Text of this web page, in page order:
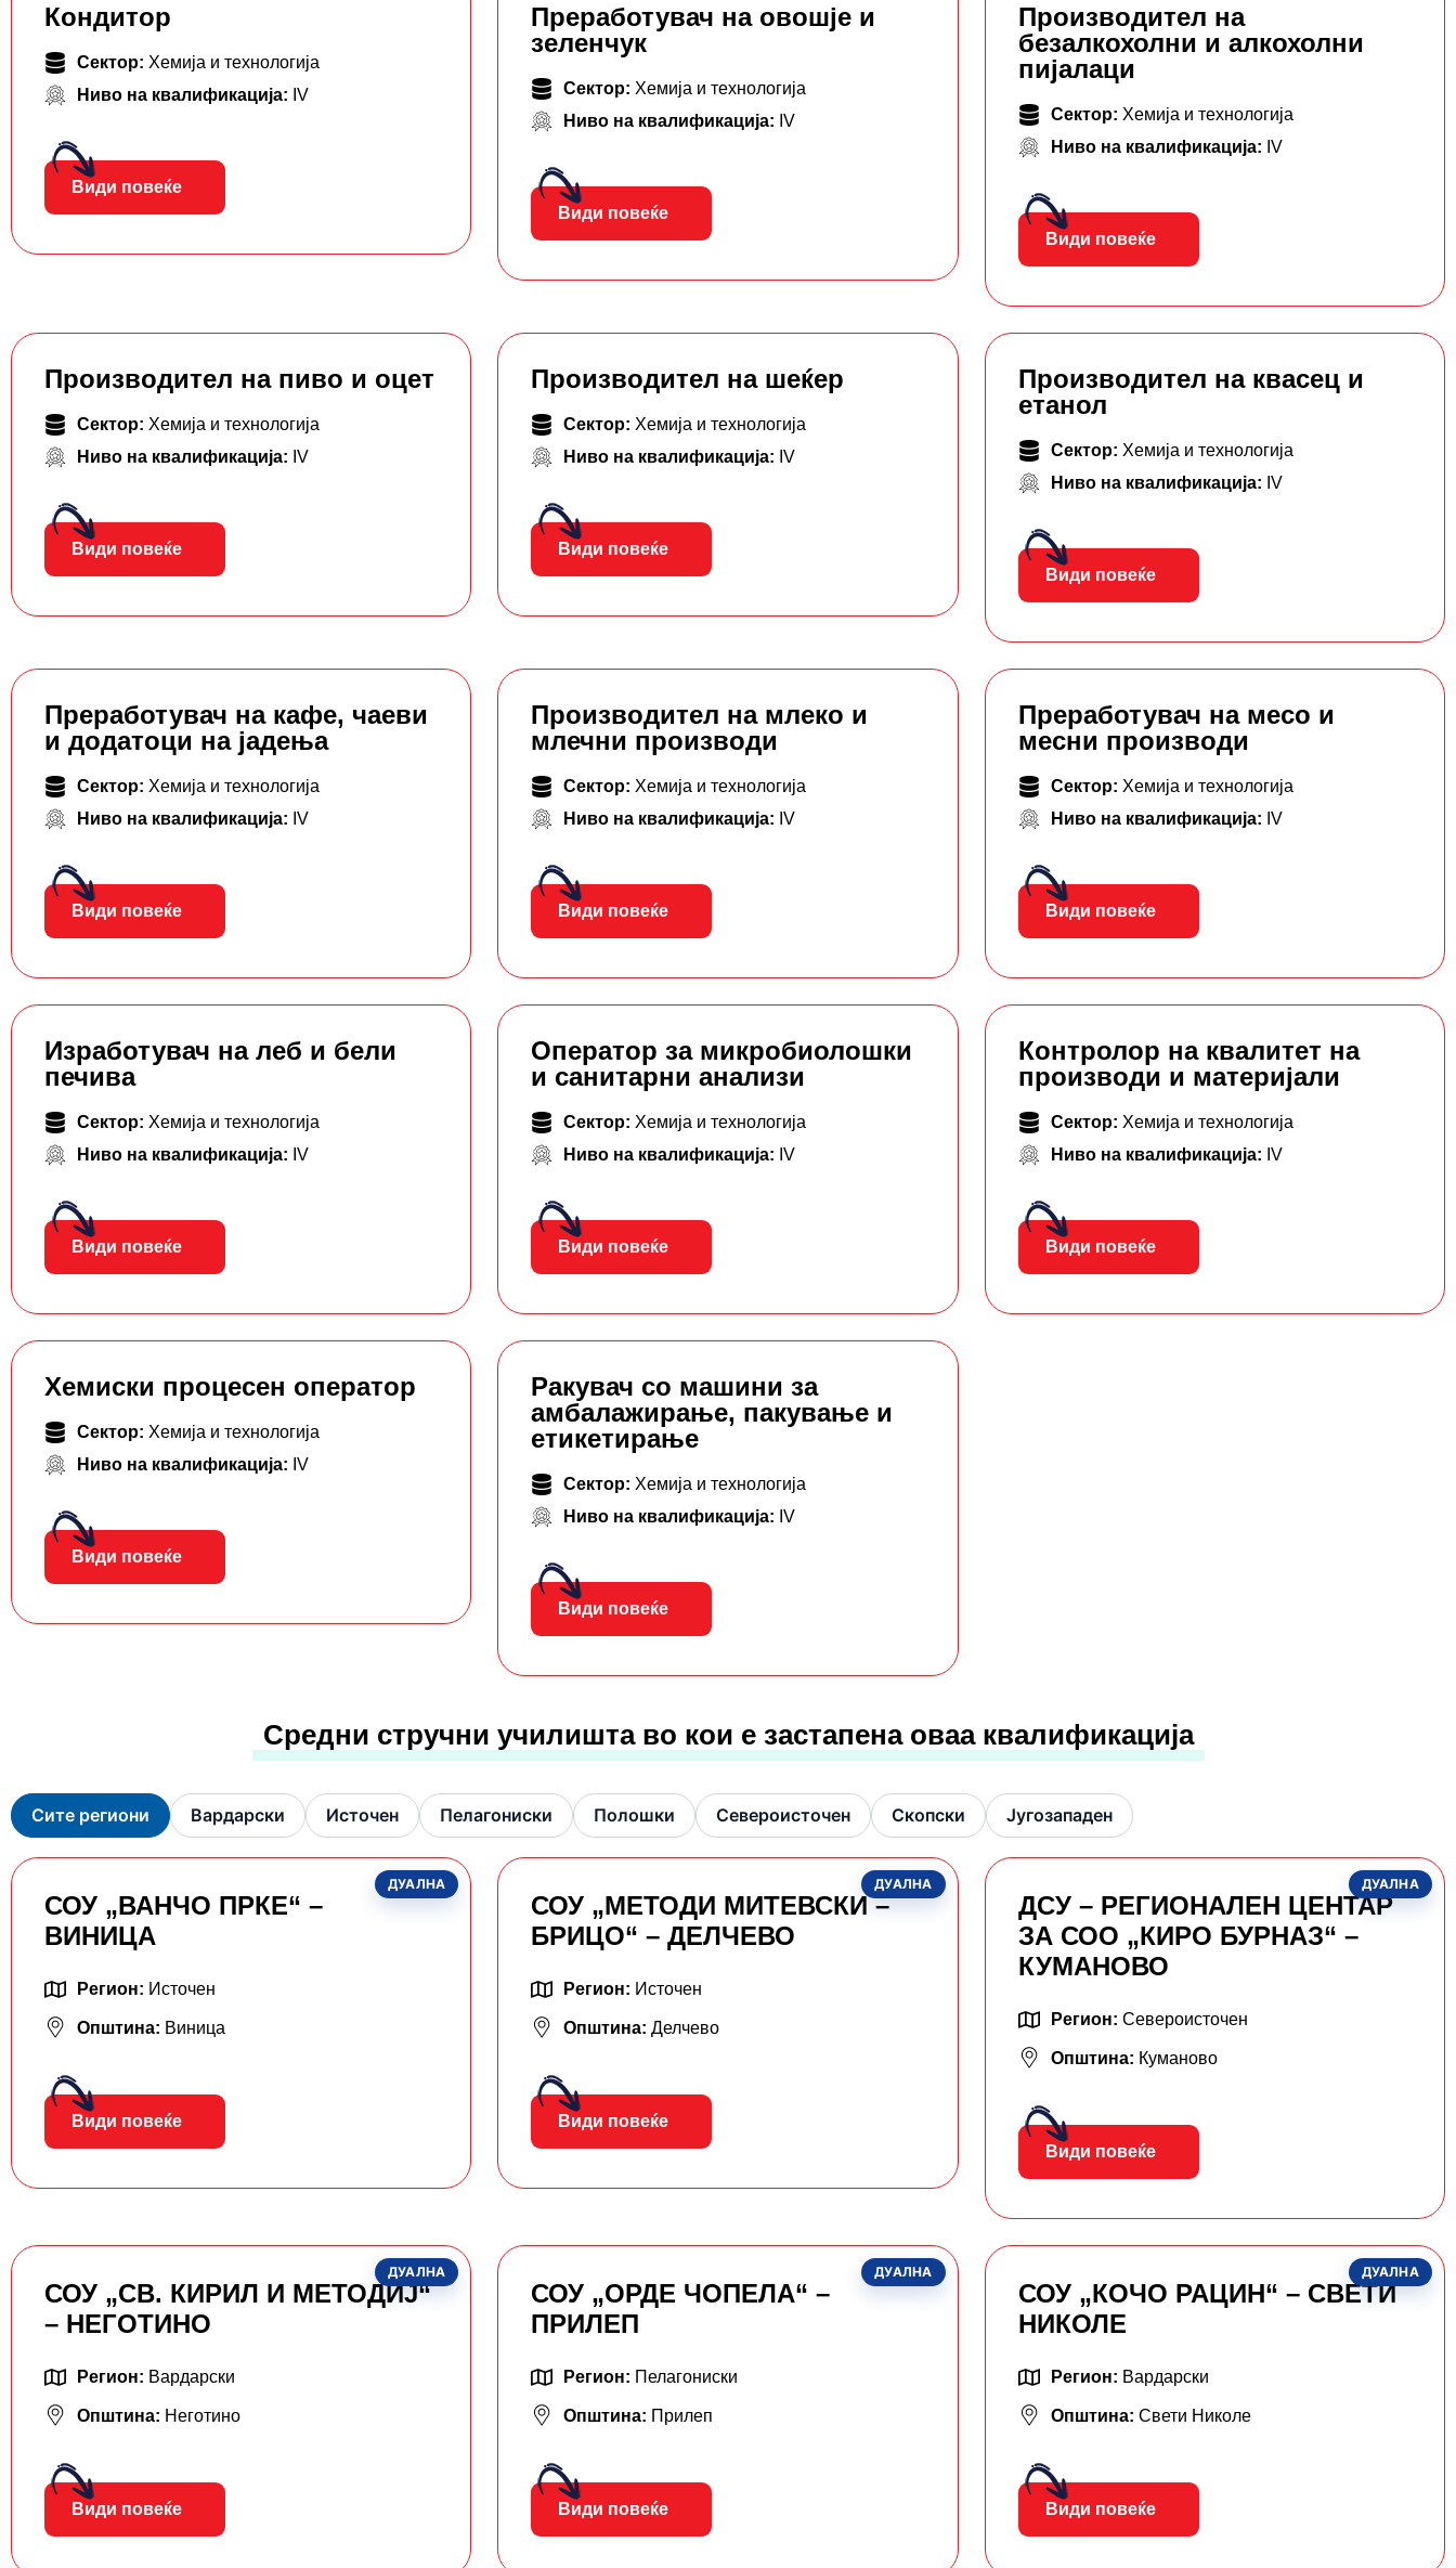
Кондитор
Сектор: Хемија и технологија
Ниво на квалификација: IV
Види повеќе
Преработувач на овошје и
зеленчук
Сектор: Хемија и технологија
Ниво на квалификација: IV
Види повеќе
Производител на
безалкохолни и алкохолни
пијалаци
Сектор: Хемија и технологија
Ниво на квалификација: IV
Види повеќе
Производител на пиво и оцет
Сектор: Хемија и технологија
Ниво на квалификација: IV
Види повеќе
Производител на шеќер
Сектор: Хемија и технологија
Ниво на квалификација: IV
Види повеќе
Производител на квасец и
етанол
Сектор: Хемија и технологија
Ниво на квалификација: IV
Види повеќе
Преработувач на кафе, чаеви
и додатоци на јадења
Сектор: Хемија и технологија
Ниво на квалификација: IV
Види повеќе
Производител на млеко и
млечни производи
Сектор: Хемија и технологија
Ниво на квалификација: IV
Види повеќе
Преработувач на месо и
месни производи
Сектор: Хемија и технологија
Ниво на квалификација: IV
Види повеќе
Изработувач на леб и бели
печива
Сектор: Хемија и технологија
Ниво на квалификација: IV
Види повеќе
Оператор за микробиолошки
и санитарни анализи
Сектор: Хемија и технологија
Ниво на квалификација: IV
Види повеќе
Контролор на квалитет на
производи и материјали
Сектор: Хемија и технологија
Ниво на квалификација: IV
Види повеќе
Хемиски процесен оператор
Сектор: Хемија и технологија
Ниво на квалификација: IV
Види повеќе
Ракувач со машини за
амбалажирање, пакување и
етикетирање
Сектор: Хемија и технологија
Ниво на квалификација: IV
Види повеќе
Средни стручни училишта во кои е застапена оваа квалификација
Сите региони Вардарски Источен Пелагониски Полошки Североисточен Скопски Југозападен
ДУАЛНА
СОУ „ВАНЧО ПРКЕ“ –
ВИНИЦА
Регион: Источен
Општина: Виница
Види повеќе
ДУАЛНА
СОУ „МЕТОДИ МИТЕВСКИ –
БРИЦО“ – ДЕЛЧЕВО
Регион: Источен
Општина:Делчево
Види повеќе
ДУАЛНА
ДСУ – РЕГИОНАЛЕН ЦЕНТАР
ЗА СОО „КИРО БУРНАЗ“ –
КУМАНОВО
Регион: Североисточен
Општина: Куманово
Види повеќе
ДУАЛНА
СОУ „СВ. КИРИЛ И МЕТОДИЈ“
– НЕГОТИНО
Регион: Вардарски
Општина: Неготино
Види повеќе
ДУАЛНА
СОУ „ОРДЕ ЧОПЕЛА“ –
ПРИЛЕП
Регион: Пелагониски
Општина: Прилеп
Види повеќе
ДУАЛНА
СОУ „КОЧО РАЦИН“ – СВЕТИ
НИКОЛЕ
Регион: Вардарски
Општина: Свети Николе
Види повеќе